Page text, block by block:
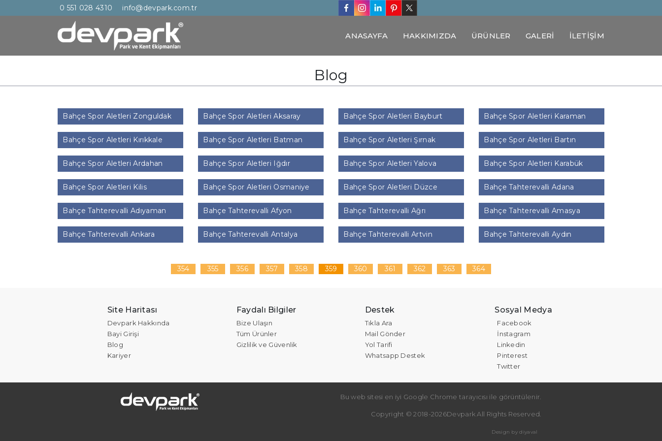
0 551 028 4310 info@devpark.com.tr
ANASAYFA HAKKIMIZDA ÜRÜNLER GALERİ İLETİŞİM
Blog
Bahçe Spor Aletleri Zonguldak Bahçe Spor Aletleri Aksaray Bahçe Spor Aletleri Bayburt Bahçe Spor Aletleri Karaman
Bahçe Spor Aletleri Kırıkkale Bahçe Spor Aletleri Batman Bahçe Spor Aletleri Şırnak Bahçe Spor Aletleri Bartın
Bahçe Spor Aletleri Ardahan Bahçe Spor Aletleri Iğdır Bahçe Spor Aletleri Yalova Bahçe Spor Aletleri Karabük
Bahçe Spor Aletleri Kilis Bahçe Spor Aletleri Osmaniye Bahçe Spor Aletleri Düzce Bahçe Tahterevalli Adana
Bahçe Tahterevalli Adıyaman Bahçe Tahterevalli Afyon Bahçe Tahterevalli Ağrı Bahçe Tahterevalli Amasya
Bahçe Tahterevalli Ankara Bahçe Tahterevalli Antalya Bahçe Tahterevalli Artvin Bahçe Tahterevalli Aydın
354 355 356 357 358 359 360 361 362 363 364
Site Haritası
Devpark Hakkında
Bayi Girişi
Blog
Kariyer
Faydalı Bilgiler
Bize Ulaşın
Tüm Ürünler
Gizlilik ve Güvenlik
Destek
Tıkla Ara
Mail Gönder
Yol Tarifi
Whatsapp Destek
Sosyal Medya
Facebook
İnstagram
Linkedin
Pinterest
Twitter
Bu web sitesi en iyi Google Chrome tarayıcısı ile görüntülenir.
Copyright © 2018-2026Devpark All Rights Reserved.
Design by diyaval